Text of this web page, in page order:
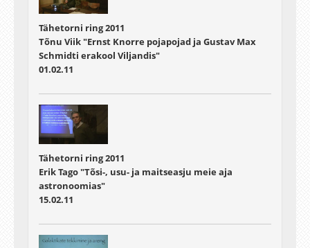
Tähetorni ring 2011
Tõnu Viik "Ernst Knorre pojapojad ja Gustav Max
Schmidti erakool Viljandis"
01.02.11
Tähetorni ring 2011
Erik Tago "Tõsi-, usu- ja maitseasju meie aja
astronoomias"
15.02.11